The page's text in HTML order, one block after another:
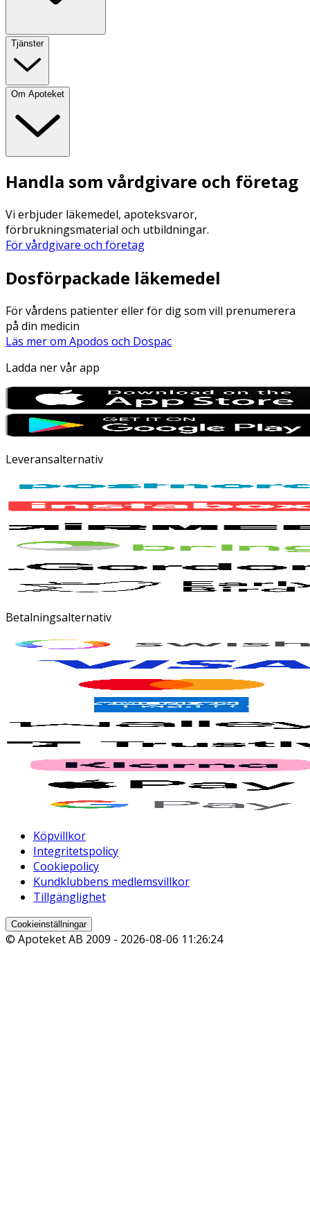
Tjänster
Om Apoteket
Handla som vårdgivare och företag
Vi erbjuder läkemedel, apoteksvaror,
förbrukningsmaterial och utbildningar.
För vårdgivare och företag
Dosförpackade läkemedel
För vårdens patienter eller för dig som vill prenumerera
på din medicin
Läs mer om Apodos och Dospac
Ladda ner vår app
Leveransalternativ
Betalningsalternativ
Köpvillkor
Integritetspolicy
Cookiepolicy
Kundklubbens medlemsvillkor
Tillgänglighet
Cookieinställningar
© Apoteket AB 2009 - 2026-08-06 11:26:24